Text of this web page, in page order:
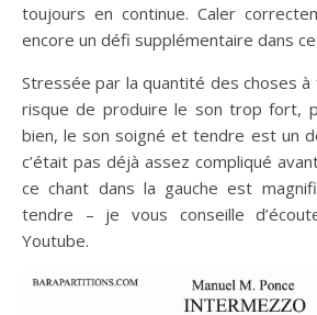
toujours en continue. Caler
encore un défi supplémentaire dans
Stressée par la quantité des choses à
risque de produire le son trop fort,
bien, le son soigné et tendre est un
c’était pas déjà assez compliqué
ce chant dans la gauche est
tendre – je vous conseille
Youtube.